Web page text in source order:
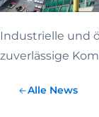
Industrielle und
zuverlässige
Alle News